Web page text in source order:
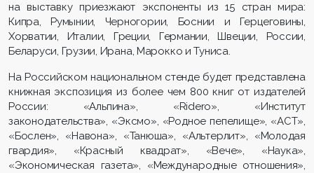
на выставку приезжают экспоненты из 15 стран мира:
Кипра, Румынии, Черногории, Боснии и Герцеговины,
Хорватии, Италии, Греции, Германии, Швеции, России,
Беларуси, Грузии, Ирана, Марокко и Туниса.
На Российском национальном стенде будет представлена
книжная экспозиция из более чем 800 книг от издателей
России: «Альпина», «Ridero», «Институт
законодательства», «Эксмо», «Родное пепелище», «АСТ»,
«Бослен», «Навона», «Танюша», «Альтерлит», «Молодая
гвардия», «Красный квадрат», «Вече», «Наука»,
«Экономическая газета», «Международные отношения»,